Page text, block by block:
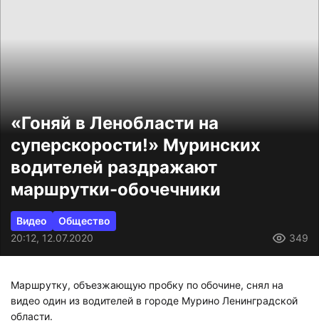
«Гоняй в Ленобласти на
суперскорости!» Муринских
водителей раздражают
маршрутки-обочечники
Видео
Общество
20:12, 12.07.2020
349
Маршрутку, объезжающую пробку по обочине, снял на
видео один из водителей в городе Мурино Ленинградской
области.